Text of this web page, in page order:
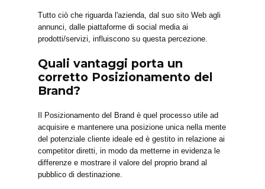
Tutto ciò che riguarda l'azienda, dal suo sito Web agli
annunci, dalle piattaforme di social media ai
prodotti/servizi, influiscono su questa percezione.
Quali vantaggi porta un
corretto Posizionamento del
Brand?
Il Posizionamento del Brand è quel processo utile ad
acquisire e mantenere una posizione unica nella mente
del potenziale cliente ideale ed è gestito in relazione ai
competitor diretti, in modo da metterne in evidenza le
differenze e mostrare il valore del proprio brand al
pubblico di destinazione.